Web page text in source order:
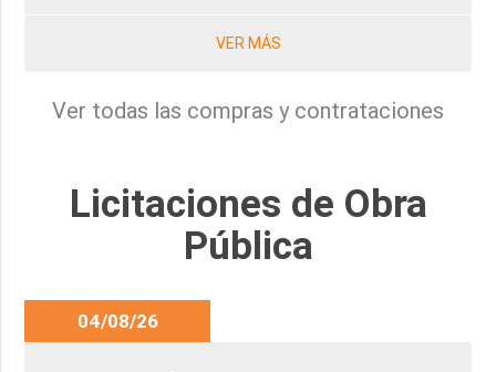
VER MÁS
Ver todas las compras y contrataciones
Licitaciones de Obra
Pública
04/08/26